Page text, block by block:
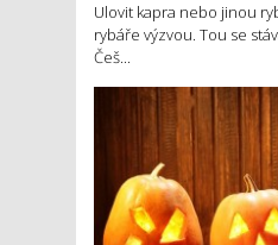
Ulovit kapra nebo jinou
rybáře výzvou. Tou se
Češ...